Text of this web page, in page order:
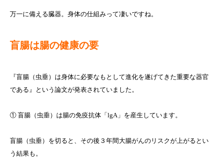
万一に備える臓器。身体の仕組みって凄いですね。
盲腸は腸の健康の要
『盲腸（虫垂）は身体に必要なもとして進化を遂げてきた重要な器官
である』という論文が発表されていました。
① 盲腸（虫垂）は腸の免疫抗体「lgA」を産生しています。
盲腸（虫垂）を切ると、その後３年間大腸がんのリスクが上がるとい
う結果も。